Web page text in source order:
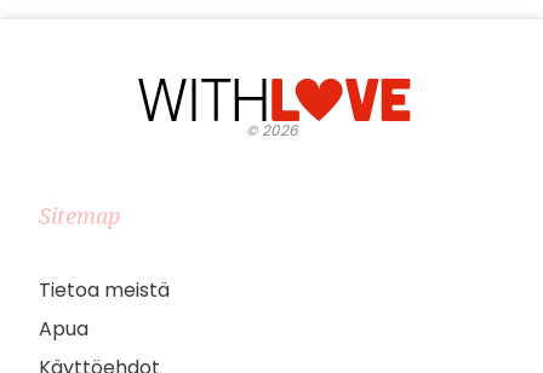
©2026
Sitemap
Tietoa meistä
Apua
Käyttöehdot